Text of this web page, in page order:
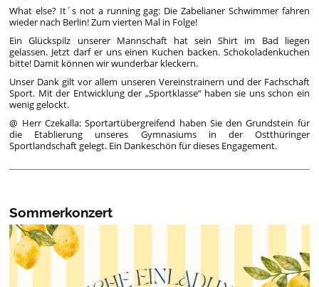
What else? It´s not a running gag: Die Zabelianer Schwimmer fahren
wieder nach Berlin! Zum vierten Mal in Folge!
Ein Glückspilz unserer Mannschaft hat sein Shirt im Bad liegen
gelassen. Jetzt darf er uns einen Kuchen backen. Schokoladenkuchen
bitte! Damit können wir wunderbar kleckern.
Unser Dank gilt vor allem unseren Vereinstrainern und der Fachschaft
Sport. Mit der Entwicklung der „Sportklasse“ haben sie uns schon ein
wenig gelockt.
@ Herr Czekalla: Sportartübergreifend haben Sie den Grundstein für
die Etablierung unseres Gymnasiums in der Ostthüringer
Sportlandschaft gelegt. Ein Dankeschön für dieses Engagement.
Sommerkonzert